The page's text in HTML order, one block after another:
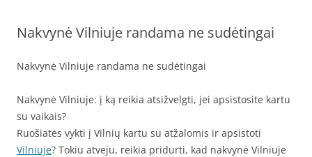
Nakvynė Vilniuje randama ne sudėtingai
Nakvynė Vilniuje randama ne sudėtingai
Nakvynė Vilniuje: į ką reikia atsižvelgti, jei apsistosite kartu
su vaikais?
Ruošiatės vykti į Vilnių kartu su atžalomis ir apsistoti
Vilniuje? Tokiu atveju, reikia pridurti, kad nakvynė Vilniuje